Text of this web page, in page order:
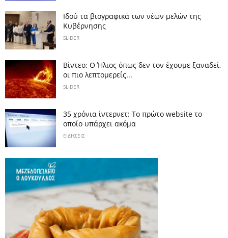
Ιδού τα βιογραφικά των νέων μελών της
Κυβέρνησης
SLIDER
Βίντεο: Ο Ήλιος όπως δεν τον έχουμε ξαναδεί,
οι πιο λεπτομερείς...
SLIDER
35 χρόνια ίντερνετ: Το πρώτο website το
οποίο υπάρχει ακόμα
ΕΙΔΗΣΕΙΣ